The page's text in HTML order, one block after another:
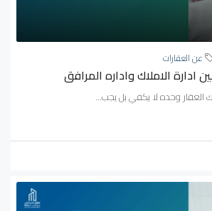
عن العقارات
ادارة الاملاك واداره المرافق
العقار وحده لا يكفي بل يجب...